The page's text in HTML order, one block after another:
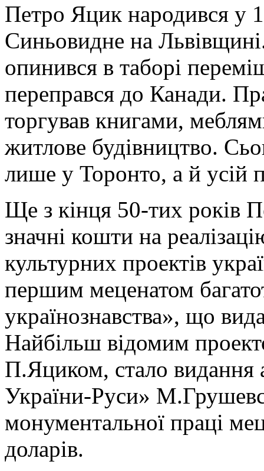
Петро Яцик народився у
Синьовидне на Львівщині.
опинився в таборі
переправся до Канади.
торгував книгами,
житлове будівництво.
лише у Торонто, а й усій
Ще з кінця 50-тих років
значні кошти на
культурних проектів
першим меценатом
українознавства», що
Найбільш відомим
П.Яциком, стало видання
України-Руси»
монументальної праці
доларів.